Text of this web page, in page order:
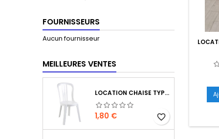
FOURNISSEURS
Aucun fournisseur
MEILLEURES VENTES
LOCATION CHAISE TYPE MIAMI
Prix
1,80 € favorite_border